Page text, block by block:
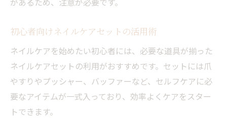
初心者向けネイルケアセットの活用術
ネイルケアを始めたい初心者には、必要な道具が揃った
ネイルケアセットの利用がおすすめです。セットには爪
やすりやプッシャー、バッファーなど、セルフケアに必
要なアイテムが一式入っており、効率よくケアをスター
トできます。